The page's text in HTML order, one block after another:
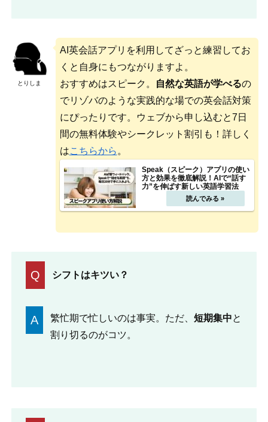
とりしま
AI英会話アプリを利用してざっと練習してお
くと自身にもつながりますよ。
おすすめはスピーク。
自然な英語が学べるの
でリゾバのような実践的な場での英会話対策
にぴったりです。ウェブから申し込むと7日
間の無料体験やシークレット割引も！詳しく
はこちらから 。
Speak（スピーク）アプリの使い
方と効果を徹底解説！AIで“話す
力”を伸ばす新しい英語学習法
Q シフトはキツい？
A 繁忙期で忙しいのは事実。ただ、 短期集中と
割り切るのがコツ。